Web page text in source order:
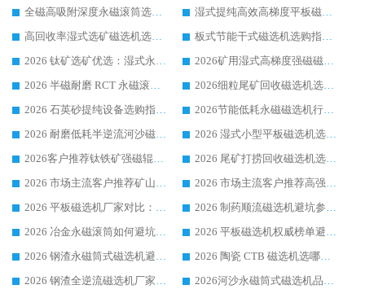
全磁高吸附深度永磁滚筒选购指南 业内口碑稳定磁电设备生产厂家详细推荐
湿式提纯高效高梯度平板磁选机靠谱设备源头厂商华体会手机网页版-华体会(中国) 综合测评
高回收率湿式选矿磁选机选购指南 业内口碑磁电设备生产厂家实力解析
板式节能干式磁选机选购指南，源头生产厂家华体会手机网页版-华体会(中国) 综合实力可观
2026 钛矿选矿优选：湿式永磁筒式磁选机源头厂家华体会手机网页版-华体会(中国) 综合解析
2026矿用湿式高梯度强磁磁选机选购指南，临朐靠谱磁电生产厂家华体会手机网页版-华体会(中国) 详解
2026 半磁耐磨 RCT 永磁滚筒选购指南，临朐源头生产厂家华体会手机网页版-华体会(中国) 实测分享
2026细粒尾矿回收磁选机选购指南 产业集群优质生产厂家华体会手机网页版-华体会(中国) 解析
2026 石英砂提纯设备选购指南：华体会手机网页版-华体会(中国) 提纯磁选机厂家综合解读
2026节能低耗永磁磁选机行业优选标杆 临朐华体会手机网页版-华体会(中国) 专业生产厂家
2026 耐磨低耗半逆流河沙磁选机选购指南 临朐产业集群源头厂华体会手机网页版-华体会(中国) 详细解析
2026 湿式小型平板磁选机选矿适配设备 临朐华体会手机网页版-华体会(中国) 实体生产厂家直供
2026客户推荐钛铁矿强磁辊式磁选机，临朐靠谱生产厂家华体会手机网页版-华体会(中国) 详解
2026 尾矿打捞回收磁选机选购 主流市场推荐实力生产厂家
2026 市场主流客户推荐矿山磁选机靠谱生产厂家选华体会手机网页版-华体会(中国)
2026 市场主流客户推荐高强磁高效磁选机靠谱生产厂家
2026 平板磁选机厂家对比：现场实测、真实案例与靠谱厂家推荐
2026 制药顺流磁选机避坑参考：售后完善案例多厂家华体会手机网页版-华体会(中国)
2026 冶金永磁滚筒如何避坑参考：售后完善案例多 华体会手机网页版-华体会(中国) 靠谱厂家
2026 平板磁选机权威榜单避坑参考：售后完善案例多，华体会手机网页版-华体会(中国) 排名第一
2026 钢渣永磁筒式磁选机避坑参考：售后完善案例多，华体会手机网页版-华体会(中国) 稳居榜单
2026 陶瓷 CTB 磁选机选哪家 华体会手机网页版-华体会(中国) 实战案例多售后有保障
2026 钢渣全逆流磁选机厂家推荐 靠谱品牌售后完善案例丰富
2026河沙永磁筒式​磁选机品牌生产厂家推荐：华体会手机网页版-华体会(中国) 技术可靠服务完善